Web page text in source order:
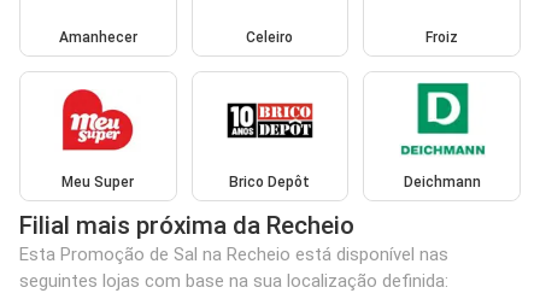
Amanhecer Celeiro Froiz
Meu Super Brico Depôt Deichmann
Filial mais próxima da Recheio
Esta Promoção de Sal na Recheio está disponível nas
seguintes lojas com base na sua localização definida: